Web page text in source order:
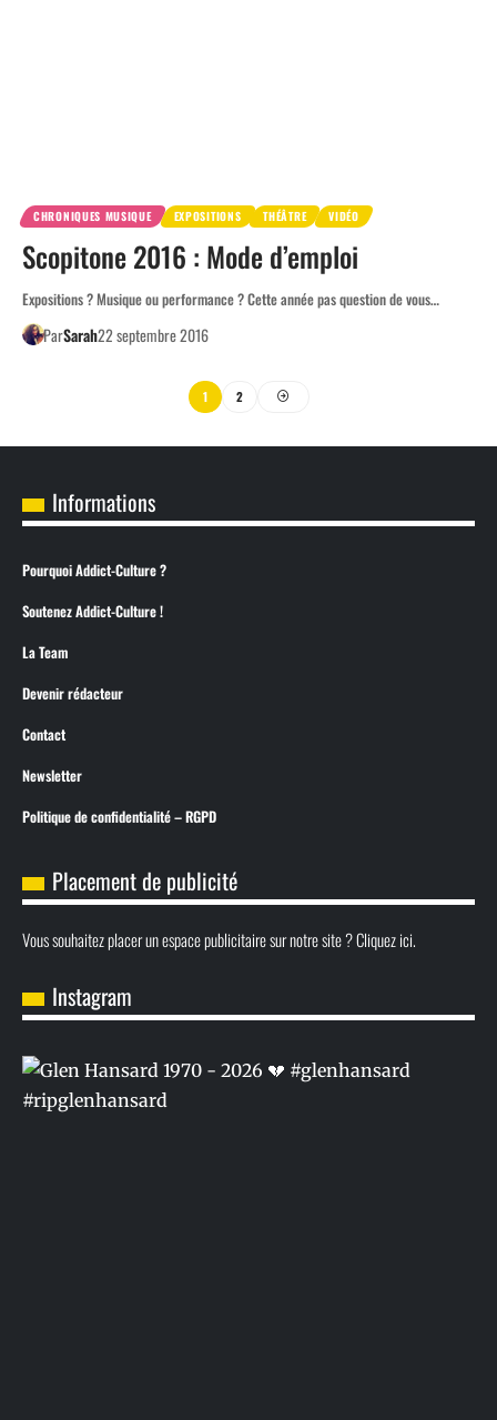
CHRONIQUES MUSIQUE EXPOSITIONS THÉÂTRE VIDÉO
Scopitone 2016 : Mode d’emploi
Expositions ? Musique ou performance ? Cette année pas question de vous…
ParSarah22 septembre 2016
1 2
Informations
Pourquoi Addict-Culture ?
Soutenez Addict-Culture !
La Team
Devenir rédacteur
Contact
Newsletter
Politique de confidentialité – RGPD
Placement de publicité
Vous souhaitez placer un espace publicitaire sur notre site ? Cliquez ici.
Instagram